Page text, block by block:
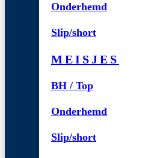
Onderhemd
Slip/short
MEISJES
BH / Top
Onderhemd
Slip/short